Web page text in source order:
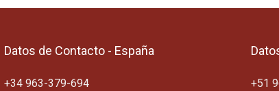
Datos de Contacto - España
+34 963-379-694
+51